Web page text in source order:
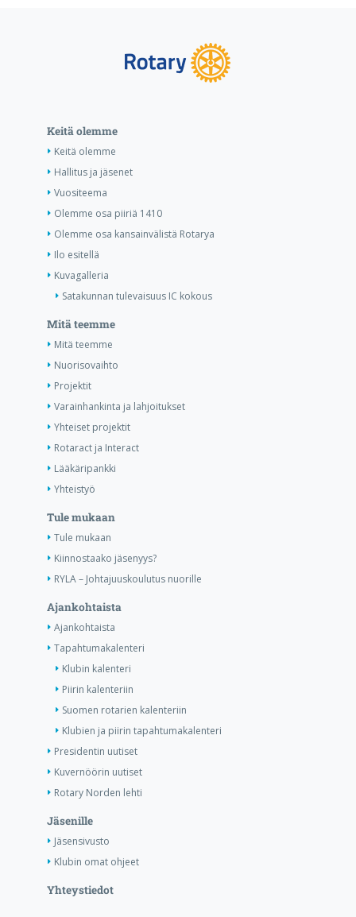
Keitä olemme
Keitä olemme
Hallitus ja jäsenet
Vuositeema
Olemme osa piiriä 1410
Olemme osa kansainvälistä Rotarya
Ilo esitellä
Kuvagalleria
Satakunnan tulevaisuus IC kokous
Mitä teemme
Mitä teemme
Nuorisovaihto
Projektit
Varainhankinta ja lahjoitukset
Yhteiset projektit
Rotaract ja Interact
Lääkäripankki
Yhteistyö
Tule mukaan
Tule mukaan
Kiinnostaako jäsenyys?
RYLA – Johtajuuskoulutus nuorille
Ajankohtaista
Ajankohtaista
Tapahtumakalenteri
Klubin kalenteri
Piirin kalenteriin
Suomen rotarien kalenteriin
Klubien ja piirin tapahtumakalenteri
Presidentin uutiset
Kuvernöörin uutiset
Rotary Norden lehti
Jäsenille
Jäsensivusto
Klubin omat ohjeet
Yhteystiedot